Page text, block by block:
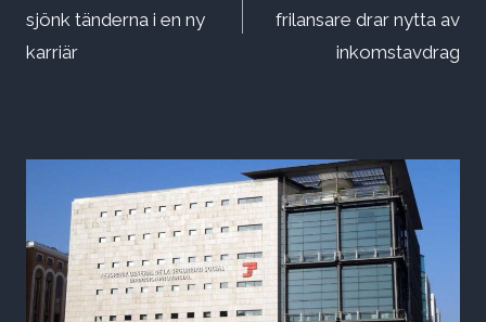
sjönk tänderna i en ny
karriär
frilansare drar nytta av
inkomstavdrag